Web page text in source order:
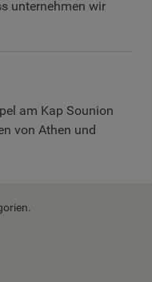
unternehmen wir
am Kap Sounion
von Athen und